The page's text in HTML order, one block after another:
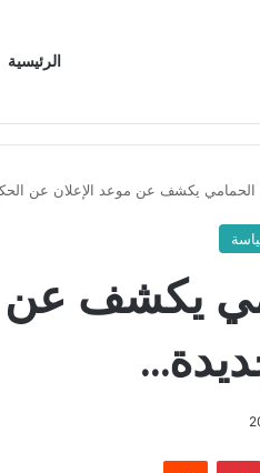
الرئيسية
سعيّد: الخارجية تستدعي السفيرة
الحمامي يكشف عن موعد الإعلان عن
يكشف عن
بينتيريست